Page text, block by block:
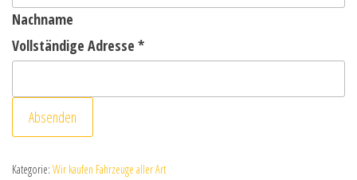
Nachname
Vollständige Adresse *
Absenden
Kategorie: Wir kaufen Fahrzeuge aller Art